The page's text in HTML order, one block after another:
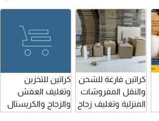
كراتين للتخزين
وتغليف العفش
والزجاج والكريستال
والملابس وغيرها
كراتين فارغة للشحن
والنقل المفروشات
المنزلية وتغليف زجاج
المطبخ والملابس